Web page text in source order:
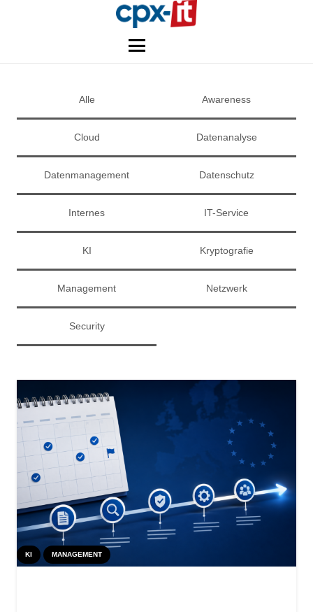
Alle Awareness
Cloud Datenanalyse
Datenmanagement Datenschutz
Internes IT-Service
KI Kryptografie
Management Netzwerk
Security
KI MANAGEMENT